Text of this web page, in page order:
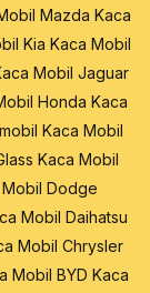
Mazda Kaca
Kia Kaca Mobil
Mobil Jaguar
Honda Kaca
Kaca Mobil
Kaca Mobil
Dodge
Mobil Daihatsu
Mobil Chrysler
Mobil BYD Kaca